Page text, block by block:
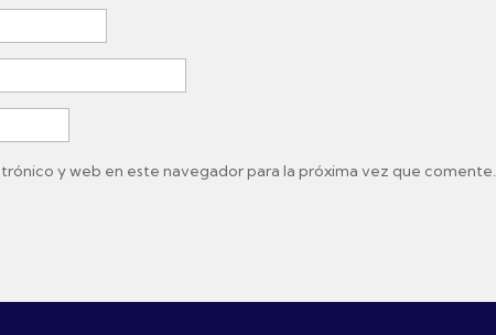
y web en este navegador para la próxima vez que comente.